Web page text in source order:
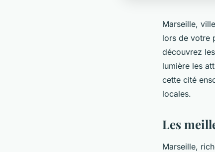
Marseille,
lors de votre
découvrez
lumière les
cette cité
locales.
Les
Marseille,